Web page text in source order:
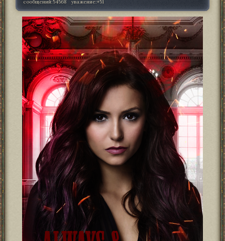
сообщений:54568 уважение:+51